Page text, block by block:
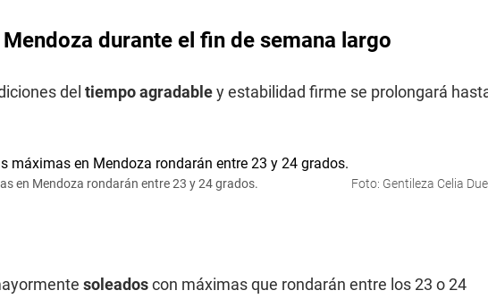
durante el fin de semana largo
del tiempo agradabley estabilidad firme se prolongará
en Mendoza rondarán entre 23 y 24 grados. Foto: Gentileza Celia
soleadoscon máximas que rondarán entre los 23 o 24